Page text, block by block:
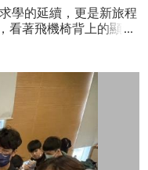
回舊金山灣區看超級
程飛機發生機械故障，
晚上，不僅錯過了超
Brady還輸掉了本季最
轉到2022年，即使四
季中替補上陣的情況下
有很認真在追。但我
裡面的廣告。超級盃
軸拉長的話，就能夠看
道，有沒有人特別在
會提出很有意思的觀
學的延續，更是新旅程
著飛機椅背上的顯示
檳大學城，在不到一
起飛就準備著陸了，窗
地結穗的玉米田。還
的好地方，心裡暗想
！殊不知隨著一年又
如何生活；而這裡的
料（真的很沒有味